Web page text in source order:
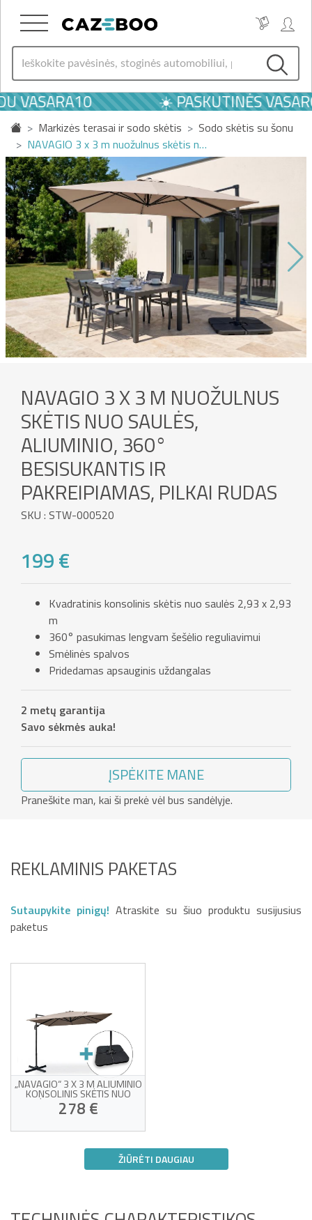
☀️ PASKUTINĖS
Markizės terasai ir sodo skėtis
Sodo skėtis su šonu
NAVAGIO 3 x 3 m nuožulnus skėtis n…
NAVAGIO 3 X 3 M NUOŽULNUS
SKĖTIS NUO SAULĖS,
ALIUMINIO, 360°
BESISUKANTIS IR
PAKREIPIAMAS, PILKAI RUDAS
SKU : STW-000520
199 €
Kvadratinis konsolinis skėtis nuo saulės 2,93 x 2,93
m
360° pasukimas lengvam šešėlio reguliavimui
Smėlinės spalvos
Pridedamas apsauginis uždangalas
2 metų garantija
Savo sėkmės auka!
ĮSPĖKITE MANE
Praneškite man, kai ši prekė vėl bus sandėlyje.
REKLAMINIS PAKETAS
Sutaupykite pinigų! Atraskite su šiuo produktu susijusius
paketus
„NAVAGIO“ 3 X 3 M ALIUMINIO
KONSOLINIS SKĖTIS NUO
SAULĖS – 360° PASUKAMAS,
PAKREIPIAMAS, PILKŠVAI
PLOKŠTĖS
278 €
pilkšvai rudas audinys
reguliuojamas
pagalvėlės ir apsauginis
Savo sėkmės auka!
ŽIŪRĖTI DAUGIAU